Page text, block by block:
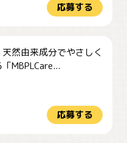
応募する
天然由来成分でやさしく
MBPLCare...
応募する